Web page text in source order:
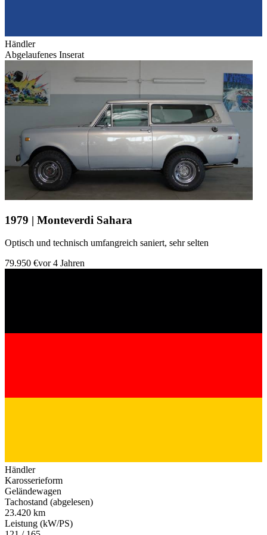
Händler
Abgelaufenes Inserat
1979 | Monteverdi Sahara
Optisch und technisch umfangreich saniert, sehr selten
79.950 €vor 4 Jahren
Händler
Karosserieform
Geländewagen
Tachostand (abgelesen)
23.420 km
Leistung (kW/PS)